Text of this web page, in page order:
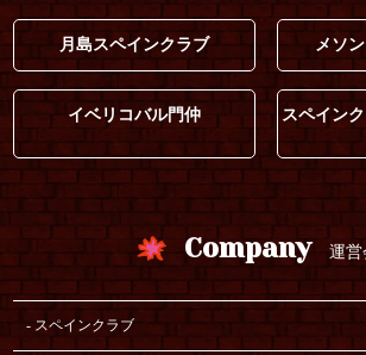
月島スペインクラブ メソ
イベリコバル門仲
スペイン
Company 運営
スペインクラブ